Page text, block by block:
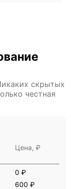
скрытых
честная
Цена, ₽
0 ₽
600 ₽